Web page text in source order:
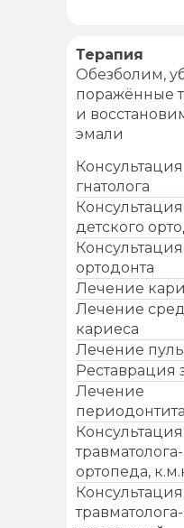
Консультация
гнатолога
Консультация
детского
Консультация
ортодонта
Лечение
Лечение
кариеса
Лечение
Реставрация
Лечение
периодонтита
травматолога-
ортопеда,
Терапия
Обезболим,
поражённые
и
эмали